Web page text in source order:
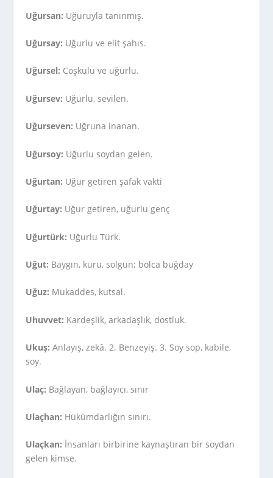
Uğursan: Uğuruyla tanınmış.
Uğursay: Uğurlu ve elit şahıs.
Uğursel: Coşkulu ve uğurlu.
Uğursev: Uğurlu, sevilen.
Uğurseven: Uğruna inanan.
Uğursoy: Uğurlu soydan gelen.
Uğurtan: Uğur getiren şafak vakti
Uğurtay: Uğur getiren, uğurlu genç
Uğurtürk: Uğurlu Türk.
Uğut: Baygın, kuru, solgun; bolca buğday
Uğuz: Mukaddes, kutsal.
Uhuvvet: Kardeşlik, arkadaşlık, dostluk.
Ukuş: Anlayış, zekâ. 2. Benzeyiş. 3. Soy sop, kabile,
soy.
Ulaç: Bağlayan, bağlayıcı, sınır
Ulaçhan: Hükümdarlığın sınırı.
Ulaçkan: İnsanları birbirine kaynaştıran bir soydan
gelen kimse.